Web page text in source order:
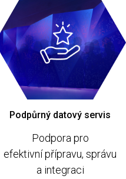
Podpůrný datový servis
Podpora pro
efektivní přípravu, správu
a integraci